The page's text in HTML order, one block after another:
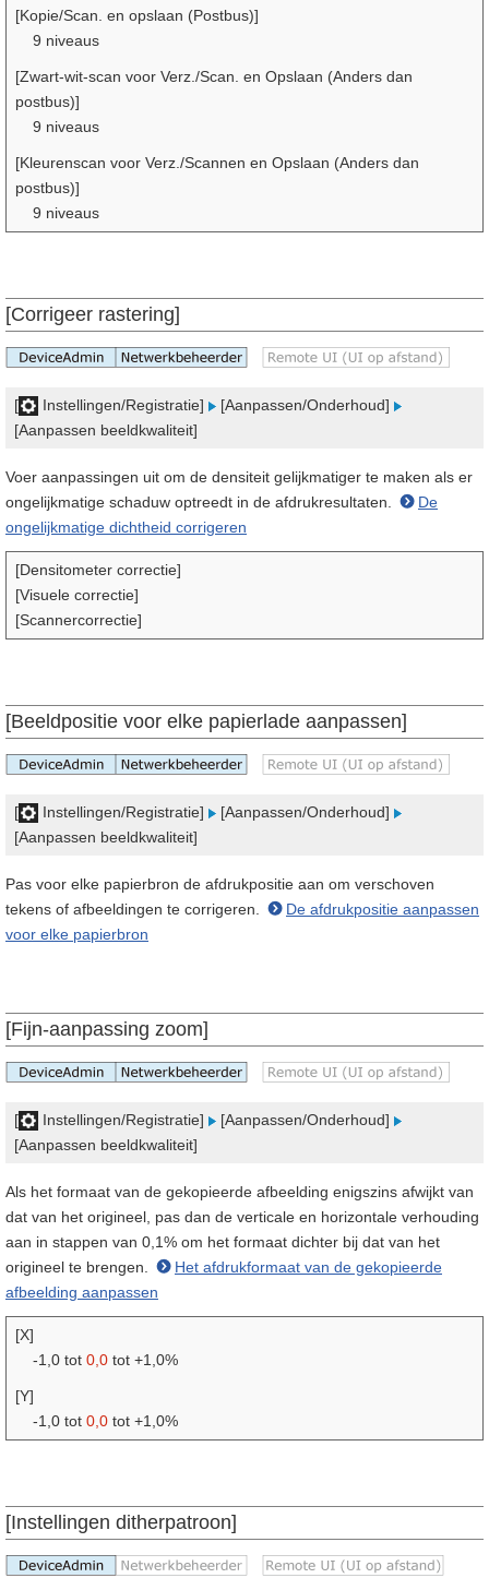
[Kopie/Scan. en opslaan (Postbus)]
9 niveaus
[Zwart-wit-scan voor Verz./Scan. en Opslaan (Anders dan
postbus)]
9 niveaus
[Kleurenscan voor Verz./Scannen en Opslaan (Anders dan
postbus)]
9 niveaus
[Corrigeer rastering]
[ Instellingen/Registratie]
[Aanpassen/Onderhoud]
[Aanpassen beeldkwaliteit]
Voer aanpassingen uit om de densiteit gelijkmatiger te maken als er
ongelijkmatige schaduw optreedt in de afdrukresultaten.
De
ongelijkmatige dichtheid corrigeren
[Densitometer correctie]
[Visuele correctie]
[Scannercorrectie]
[Beeldpositie voor elke papierlade aanpassen]
[ Instellingen/Registratie]
[Aanpassen/Onderhoud]
[Aanpassen beeldkwaliteit]
Pas voor elke papierbron de afdrukpositie aan om verschoven
tekens of afbeeldingen te corrigeren.
De afdrukpositie aanpassen
voor elke papierbron
[Fijn-aanpassing zoom]
[ Instellingen/Registratie]
[Aanpassen/Onderhoud]
[Aanpassen beeldkwaliteit]
Als het formaat van de gekopieerde afbeelding enigszins afwijkt van
dat van het origineel, pas dan de verticale en horizontale verhouding
aan in stappen van 0,1% om het formaat dichter bij dat van het
origineel te brengen.
Het afdrukformaat van de gekopieerde
afbeelding aanpassen
[X]
-1,0 tot 0,0 tot +1,0%
[Y]
-1,0 tot 0,0 tot +1,0%
[Instellingen ditherpatroon]